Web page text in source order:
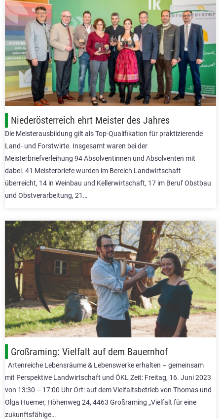
Niederösterreich ehrt Meister des Jahres
Die Meisterausbildung gilt als Top-Qualifikation für praktizierende
Land- und Forstwirte. Insgesamt waren bei der
Meisterbriefverleihung 94 Absolventinnen und Absolventen mit
dabei. 41 Meisterbriefe wurden im Bereich Landwirtschaft
überreicht, 14 in Weinbau und Kellerwirtschaft, 17 im Beruf Obstbau
und Obstverarbeitung, 21…
Großraming: Vielfalt auf dem Bauernhof
Artenreiche Lebensräume & Lebenswerke erhalten – gemeinsam
mit Perspektive Landwirtschaft und ÖKL Zeit: Freitag, 16. Juni 2023
von 13:30 – 17:00 Uhr Ort: auf dem Vielfaltsbetrieb von Thomas und
Olga Huemer, Höhenweg 24, 4463 Großraming „Vielfalt für eine
zukunftsfähige…